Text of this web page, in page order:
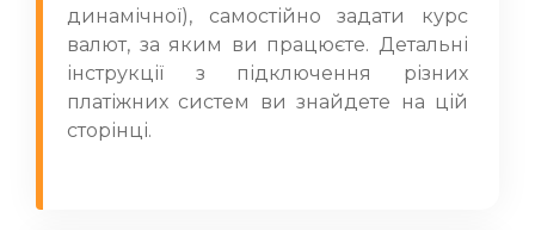
динамічної), самостійно задати курс
валют, за яким ви працюєте. Детальні
інструкції з підключення різних
платіжних систем ви знайдете на цій
сторінці.